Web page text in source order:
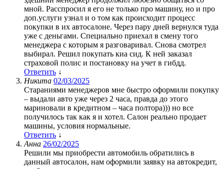
мной. Расспросил я его не только про машину, но и про
доп.услуги узнал и о том как происходит процесс
покупки в их автосалоне. Через пару дней вернулся туда
уже с деньгами. Специально приехал в смену того
менеджера с которым я разговаривал. Снова смотрел
выбирал. Решил покупать киа сид. К ней заказал
страховой полис и постановку на учет в гибдд.
Ответить ↓
Никита 02/03/2025
Стараниями менеджеров мне быстро оформили покупку
– выдали авто уже через 2 часа, правда до этого
мариновали в кредитном – часа полтора))) но все
получилось так как я и хотел. Салон реально продает
машины, условия нормальные.
Ответить ↓
Анна 26/02/2025
Решили мы приобрести автомобиль обратились в
данный автосалон, нам оформили заявку на автокредит,